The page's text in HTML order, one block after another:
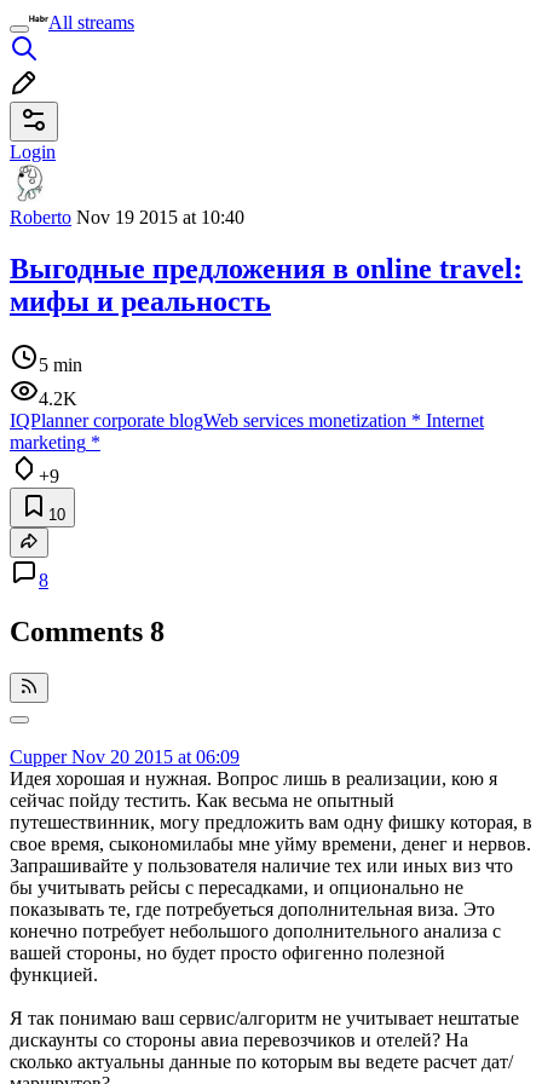
All streams
Login
Roberto Nov 19 2015 at 10:40
Выгодные предложения в online travel:
мифы и реальность
5 min
4.2K
IQPlanner corporate blogWeb services monetization * Internet
marketing *
+9
10
8
Comments 8
CupperNov 20 2015 at 06:09
Идея хорошая и нужная. Вопрос лишь в реализации, кою я
сейчас пойду тестить. Как весьма не опытный
путешествинник, могу предложить вам одну фишку которая, в
свое время, сыкономилабы мне уйму времени, денег и нервов.
Запрашивайте у пользователя наличие тех или иных виз что
бы учитывать рейсы с пересадками, и опционально не
показывать те, где потребуеться дополнительная виза. Это
конечно потребует небольшого дополнительного анализа с
вашей стороны, но будет просто офигенно полезной
функцией.
Я так понимаю ваш сервис/алгоритм не учитывает нештатые
дискаунты со стороны авиа перевозчиков и отелей? На
сколько актуальны данные по которым вы ведете расчет дат/